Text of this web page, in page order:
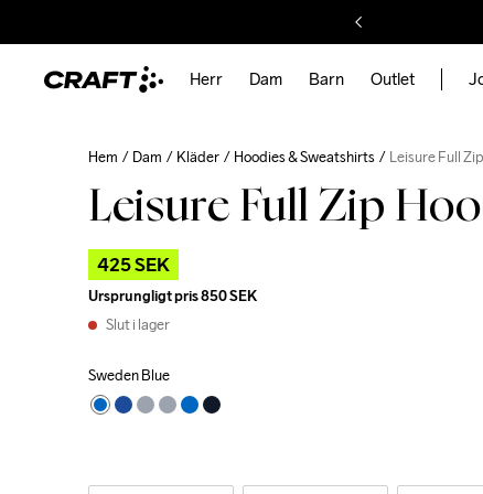
Herr Dam Barn Outlet
Hem Dam Kläder Hoodies & Sweatshirts Leisure Full
Leisure Full Zip
425 SEK
Ursprungligt pris850 SEK
Slut i lager
Sweden Blue